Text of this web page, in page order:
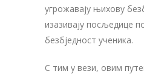
угрожавају њихову
изазивају посљедице
безбједност ученика.
С тим у вези, овим